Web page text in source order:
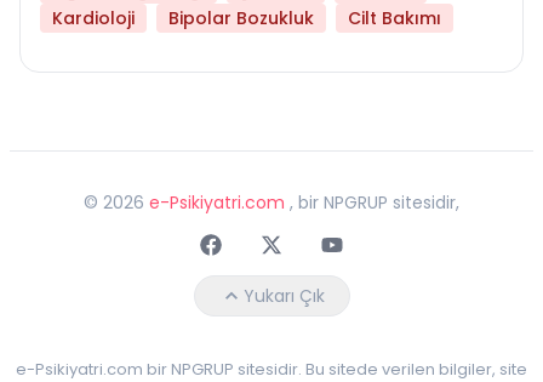
Kardioloji
Bipolar Bozukluk Cilt Bakımı
© 2026 e-Psikiyatri.com , bir NPGRUP sitesidir,
FaceebokTwitterYoutube
Yukarı Çık
e-Psikiyatri.com bir NPGRUP sitesidir. Bu sitede verilen bilgiler, site